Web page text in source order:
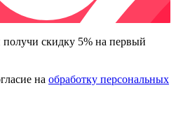
получи скидку 5% на первый
вы даете согласие на обработку персональных